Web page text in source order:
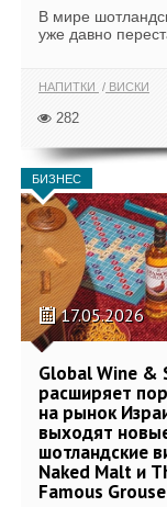
В мире
уже давно
НАПИТКИ ВИСКИ
282
БИЗНЕС
17.05.2026
Global Wine &
расширяет
на рынок
выходят
шотландские
Naked Malt и
Famous Grouse